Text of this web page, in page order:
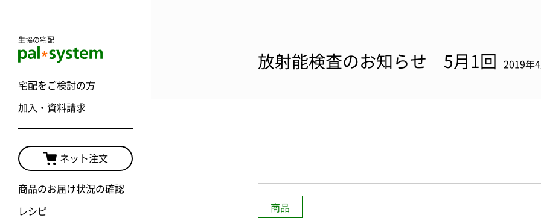
生協の宅配
宅配をご検討の方
加入・資料請求
ネット注文
商品のお届け状況の確認
レシピ
放射能検査のお知らせ 5月1回 2019年
商品